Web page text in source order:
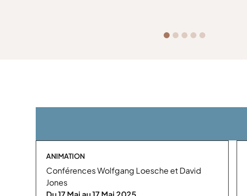
ANIMATION
Conférences Wolfgang Loesche et David
Jones